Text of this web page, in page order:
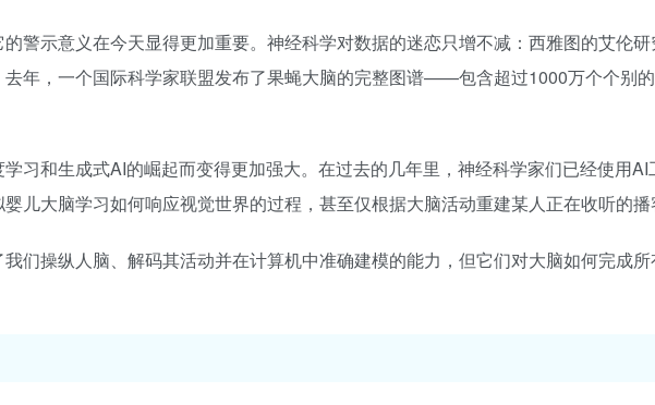
警示意义在今天显得更加重要。神经科学对数据的迷恋只增不减：西雅图的艾伦
年，一个国际科学家联盟发布了果蝇大脑的完整图谱——包含超过1000万个个别
习和生成式AI的崛起而变得更加强大。在过去的几年里，神经科学家们已经使用
儿大脑学习如何响应视觉世界的过程，甚至仅根据大脑活动重建某人正在收听的播
们操纵人脑、解码其活动并在计算机中准确建模的能力，但它们对大脑如何完成